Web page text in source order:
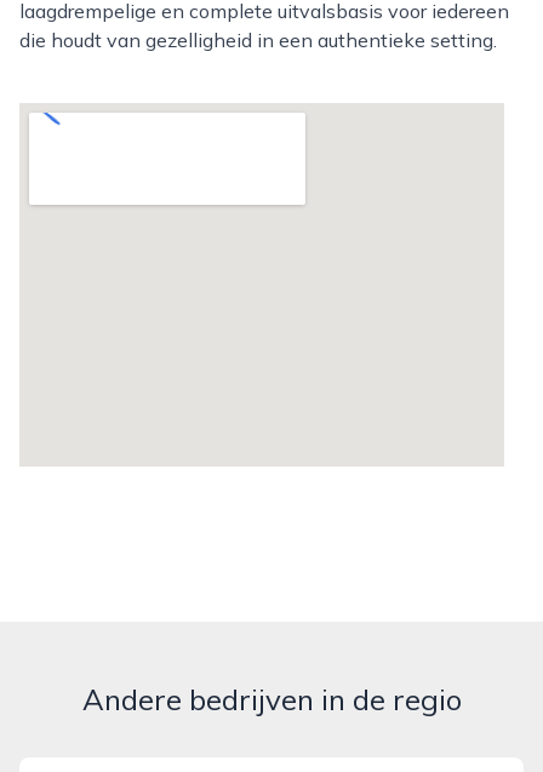
laagdrempelige en complete uitvalsbasis voor iedereen
die houdt van gezelligheid in een authentieke setting.
Andere bedrijven in de regio